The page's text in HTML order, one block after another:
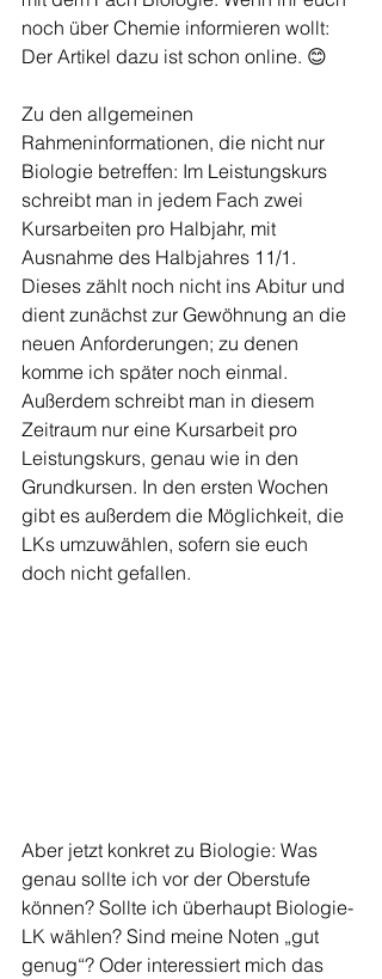
noch über Chemie informieren wollt:
Der Artikel dazu ist schon online. 😊
Zu den allgemeinen
Rahmeninformationen, die nicht nur
Biologie betreffen: Im Leistungskurs
schreibt man in jedem Fach zwei
Kursarbeiten pro Halbjahr, mit
Ausnahme des Halbjahres 11/1.
Dieses zählt noch nicht ins Abitur und
dient zunächst zur Gewöhnung an die
neuen Anforderungen; zu denen
komme ich später noch einmal.
Außerdem schreibt man in diesem
Zeitraum nur eine Kursarbeit pro
Leistungskurs, genau wie in den
Grundkursen. In den ersten Wochen
gibt es außerdem die Möglichkeit, die
LKs umzuwählen, sofern sie euch
doch nicht gefallen.
Aber jetzt konkret zu Biologie: Was
genau sollte ich vor der Oberstufe
können? Sollte ich überhaupt Biologie-
LK wählen? Sind meine Noten „gut
genug“? Oder interessiert mich das